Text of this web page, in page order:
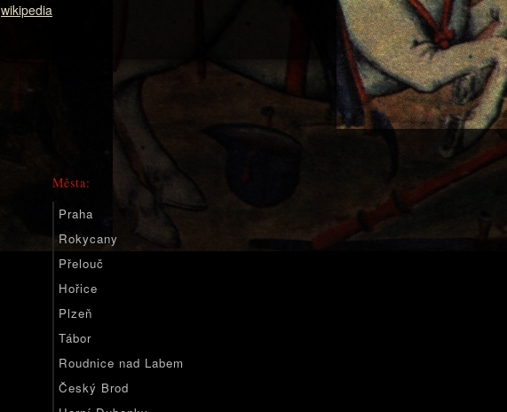
wikipedia
Města:
Praha
Rokycany
Přelouč
Hořice
Plzeň
Tábor
Roudnice nad Labem
Český Brod